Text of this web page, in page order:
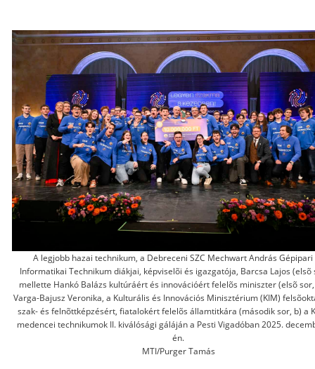
A legjobb hazai technikum, a Debreceni SZC Mechwart András Gépipari
Informatikai Technikum diákjai, képviselõi és igazgatója, Barcsa Lajos (elsõ
mellette Hankó Balázs kultúráért és innovációért felelõs miniszter (elsõ
Varga-Bajusz Veronika, a Kulturális és Innovációs Minisztérium (KIM)
szak- és felnõttképzésért, fiatalokért felelõs államtitkára (második sor, b) a
medencei technikumok II. kiválósági gáláján a Pesti Vigadóban 2025.
én.
MTI/Purger Tamás